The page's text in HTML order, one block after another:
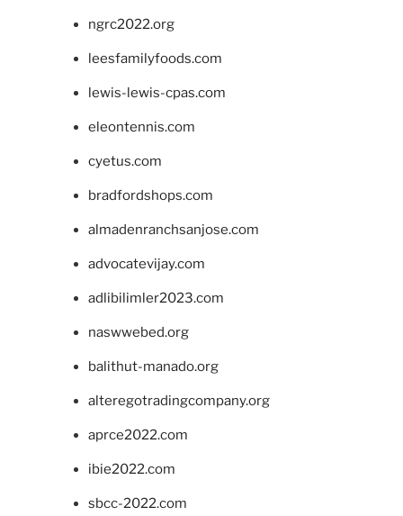
ngrc2022.org
leesfamilyfoods.com
lewis-lewis-cpas.com
eleontennis.com
cyetus.com
bradfordshops.com
almadenranchsanjose.com
advocatevijay.com
adlibilimler2023.com
naswwebed.org
balithut-manado.org
alteregotradingcompany.org
aprce2022.com
ibie2022.com
sbcc-2022.com